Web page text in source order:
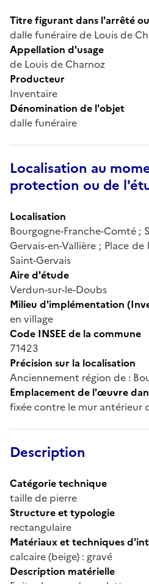
Titre figurant dans l'arrêté
dalle funéraire de Louis de
Appellation d'usage
de Louis de Charnoz
Producteur
Inventaire
Dénomination de l'objet
dalle funéraire
Localisation au
protection ou de
Localisation
Bourgogne-Franche-Comté ;
Gervais-en-Vallière ; Place de
Saint-Gervais
Aire d'étude
Verdun-sur-le-Doubs
Milieu d'implémentation
en village
Code INSEE de la commune
71423
Précision sur la localisation
Anciennement région de :
Emplacement de l'œuvre
fixée contre le mur antérieur
Description
Catégorie technique
taille de pierre
Structure et typologie
rectangulaire
Matériaux et techniques
calcaire (beige) : gravé
Description matérielle